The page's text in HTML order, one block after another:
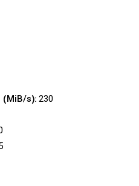
(MiB/s):230